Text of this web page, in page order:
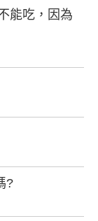
能吃，因為
?